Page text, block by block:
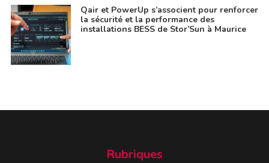
Qair et PowerUp s’associent pour renforcer
la sécurité et la performance des
installations BESS de Stor’Sun à Maurice
Rubriques